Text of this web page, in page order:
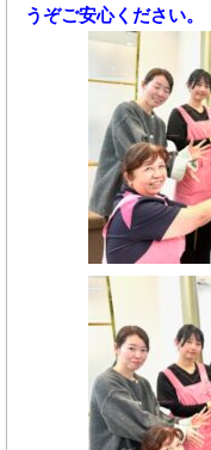
うぞご安心ください。